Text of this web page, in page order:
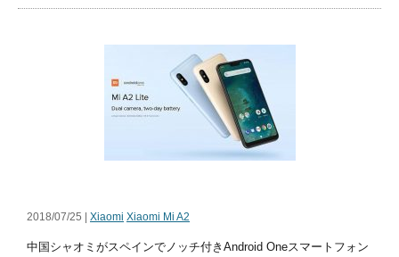
2018/07/25 | Xiaomi Xiaomi Mi A2
中国シャオミがスペインでノッチ付きAndroid Oneスマートフォン